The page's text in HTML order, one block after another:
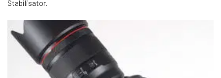
Stabilisator.